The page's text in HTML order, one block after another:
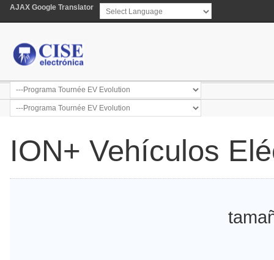
AJAX Google Translator
ION+ Vehículos